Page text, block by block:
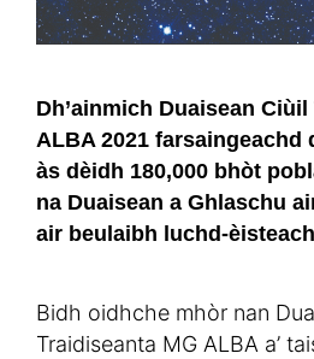
Dh’ainmich Duaisean
ALBA 2021 farsaingeachd
às dèidh 180,000 bhòt
na Duaisean a Ghlaschu
air beulaibh luchd-
Bidh oidhche mhòr nan
Traidiseanta MG ALBA a’